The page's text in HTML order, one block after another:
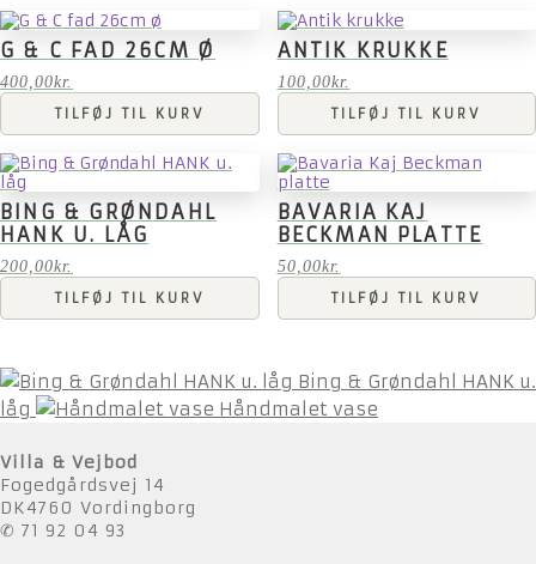
G & C FAD 26CM Ø
400,00kr.
TILFØJ TIL KURV
ANTIK KRUKKE
100,00kr.
TILFØJ TIL KURV
BING & GRØNDAHL
HANK U. LÅG
200,00kr.
TILFØJ TIL KURV
BAVARIA KAJ
BECKMAN PLATTE
50,00kr.
TILFØJ TIL KURV
Bing & Grøndahl HANK u.
låg
Håndmalet vase
Villa & Vejbod
Fogedgårdsvej 14
DK4760 Vordingborg
✆ 71 92 04 93